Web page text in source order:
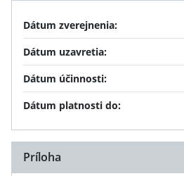
Dátum zverejnenia:
Dátum uzavretia:
Dátum účinnosti:
Dátum platnosti do:
Príloha